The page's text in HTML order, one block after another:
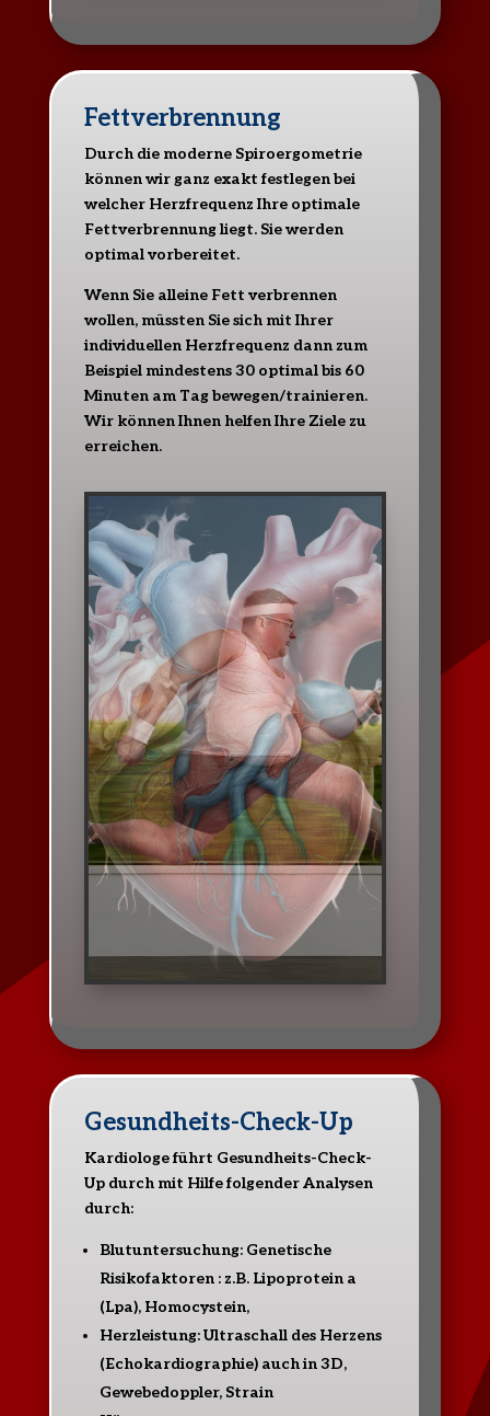
Fettverbrennung
Durch die moderne Spiroergometrie
können wir ganz exakt festlegen bei
welcher Herzfrequenz Ihre optimale
Fettverbrennung liegt. Sie werden
optimal vorbereitet.
Wenn Sie alleine Fett verbrennen
wollen, müssten Sie sich mit Ihrer
individuellen Herzfrequenz dann zum
Beispiel mindestens 30 optimal bis 60
Minuten am Tag bewegen/trainieren.
Wir können Ihnen helfen Ihre Ziele zu
erreichen.
Gesundheits-Check-Up
Kardiologe führt Gesundheits-Check-
Up durch mit Hilfe folgender Analysen
durch:
Blutuntersuchung: Genetische
Risikofaktoren : z.B. Lipoprotein a
(Lpa), Homocystein,
Herzleistung: Ultraschall des Herzens
(Echokardiographie) auch in 3D,
Gewebedoppler, Strain